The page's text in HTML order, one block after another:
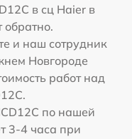
в сц Haier в
и наш сотрудник
Новгороде
работ над
по нашей
3-4 часа при